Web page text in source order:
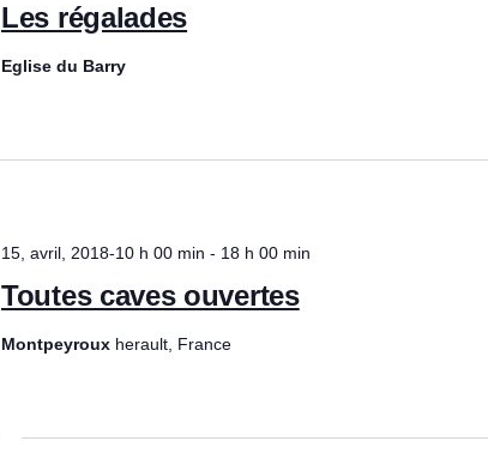
Les régalades
Eglise du Barry
Toutes caves ouvertes
15, avril, 2018-10 h 00 min - 18 h 00 min
Montpeyroux herault, France